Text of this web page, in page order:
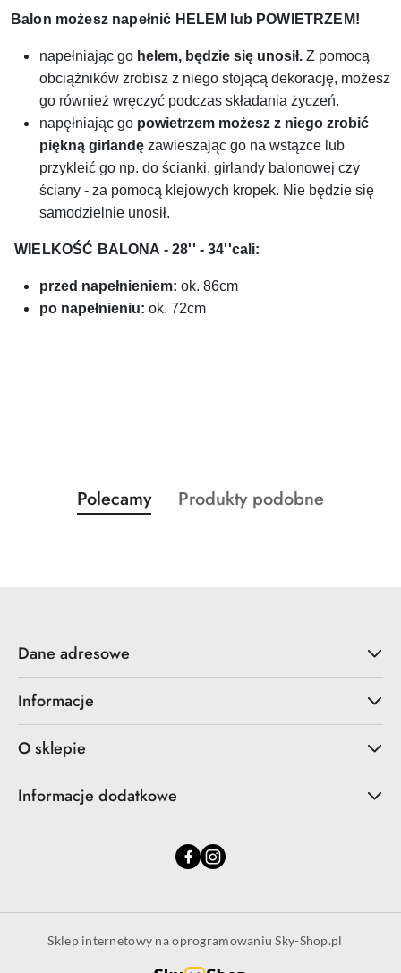
Balon możesz napełnić HELEM lub POWIETRZEM!
napełniając go helem, będzie się unosił. Z pomocą
obciążników zrobisz z niego stojącą dekorację, możesz
go również wręczyć podczas składania życzeń.
napęłniając go powietrzem możesz z niego zrobić
piękną girlandę zawieszając go na wstążce lub
przykleić go np. do ścianki, girlandy balonowej czy
ściany - za pomocą klejowych kropek. Nie będzie się
samodzielnie unosił.
WIELKOŚĆ BALONA - 28'' - 34''cali:
przed napełnieniem: ok. 86cm
po napełnieniu: ok. 72cm
Pomiń karuzelę produktów
Produkty
o
Polecamy
Produkty
Produkty podobne
Dane adresowe
Informacje
O sklepie
Informacje dodatkowe
Sklep internetowy na oprogramowaniu Sky-Shop.pl